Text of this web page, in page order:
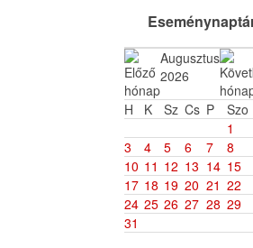
Augusztus
2026
H
K Sz Cs P Szo
1
3
4 5 6 7 8
10 11 12 13 14 15
17 18 19 20 21 22
24 25 26 27 28 29
31